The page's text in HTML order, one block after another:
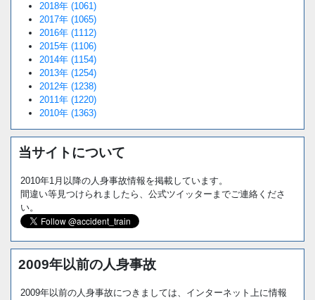
2018年 (1061)
2017年 (1065)
2016年 (1112)
2015年 (1106)
2014年 (1154)
2013年 (1254)
2012年 (1238)
2011年 (1220)
2010年 (1363)
当サイトについて
2010年1月以降の人身事故情報を掲載しています。
間違い等見つけられましたら、公式ツイッターまでご連絡くださ
い。
2009年以前の人身事故
2009年以前の人身事故につきましては、インターネット上に情報